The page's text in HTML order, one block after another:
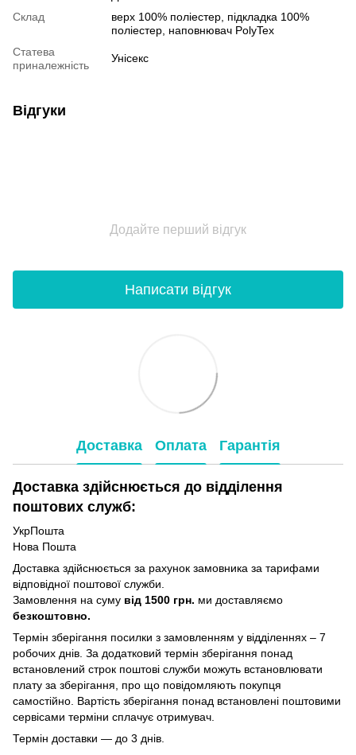
Склад
верх 100% поліестер, пiдкладка 100%
поліестер, наповнювач PolyTex
Статева
приналежність
Унісекс
Відгуки
Додайте перший відгук
Написати відгук
Доставка Оплата Гарантія
Доставка здійснюється до відділення
поштових служб:
УкрПошта
Нова Пошта
Доставка здійснюється за рахунок замовника за тарифами
відповідної поштової служби.
Замовлення на суму від 1500 грн. ми доставляємо
безкоштовно.
Термін зберігання посилки з замовленням у відділеннях – 7
робочих днів. За додатковий термін зберігання понад
встановлений строк поштові служби можуть встановлювати
плату за зберігання, про що повідомляють покупця
самостійно. Вартість зберігання понад вcтановлені поштовими
сервісами терміни сплачує отримувач.
Термін доставки — до 3 днів.